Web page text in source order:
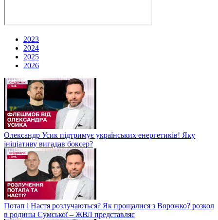
2023
2024
2025
2026
Олександр Усик підтримує українських енергетиків! Яку
ініціативу вигадав боксер?
Потап і Настя розлучаються? Як прощалися з Ворожко? розкол
в родины Сумської – ЖВЛ представляє